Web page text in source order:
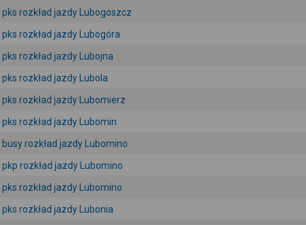
pks rozkład jazdy Lubogoszcz
pks rozkład jazdy Lubogóra
pks rozkład jazdy Lubojna
pks rozkład jazdy Lubola
pks rozkład jazdy Lubomierz
pks rozkład jazdy Lubomin
busy rozkład jazdy Lubomino
pkp rozkład jazdy Lubomino
pks rozkład jazdy Lubomino
pks rozkład jazdy Lubonia